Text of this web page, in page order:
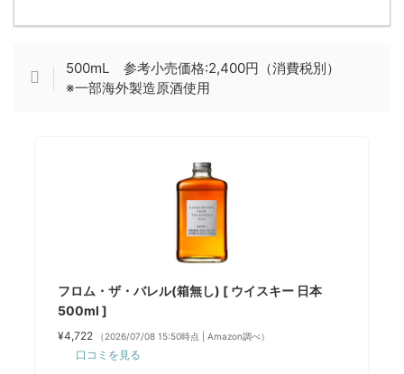
500mL 参考小売価格:2,400円（消費税別）
※一部海外製造原酒使用
フロム・ザ・バレル(箱無し) [ ウイスキー 日本
500ml ]
¥4,722 （2026/07/08 15:50時点 | Amazon調べ）
口コミを見る